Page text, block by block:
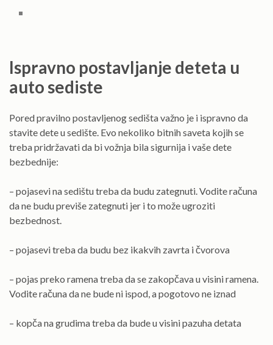
Ispravno postavljanje deteta u
auto sediste
Pored pravilno postavljenog sedišta važno je i ispravno da
stavite dete u sedište. Evo nekoliko bitnih saveta kojih se
treba pridržavati da bi vožnja bila sigurnija i vaše dete
bezbednije:
– pojasevi na sedištu treba da budu zategnuti. Vodite računa
da ne budu previše zategnuti jer i to može ugroziti
bezbednost.
– pojasevi treba da budu bez ikakvih zavrta i čvorova
– pojas preko ramena treba da se zakopčava u visini ramena.
Vodite računa da ne bude ni ispod, a pogotovo ne iznad
– kopča na grudima treba da bude u visini pazuha detata